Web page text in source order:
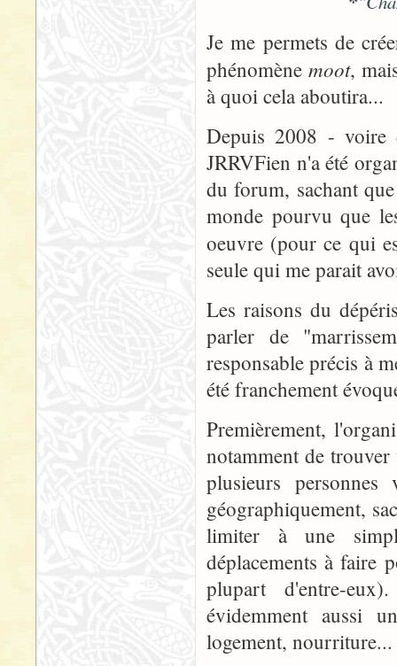
Je me permets de
phénomène moot,
à quoi cela aboutira...
Depuis 2008 -
JRRVFien n'a été
du forum, sachant
monde pourvu que
oeuvre (pour ce qui
seule qui me parait
Les raisons du
parler de
responsable précis à
été franchement
Premièrement,
notamment de
plusieurs
géographiquement,
limiter à une
déplacements à faire
plupart d'entre-
évidemment aussi
logement, nourriture...